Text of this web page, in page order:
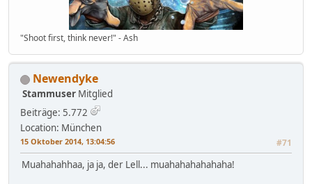
"Shoot first, think never!" - Ash
Newendyke
Stammuser Mitglied
Beiträge: 5.772
Location: München
15 Oktober 2014, 13:04:56 #71
Muahahahhaa, ja ja, der Lell... muahahahahahaha!